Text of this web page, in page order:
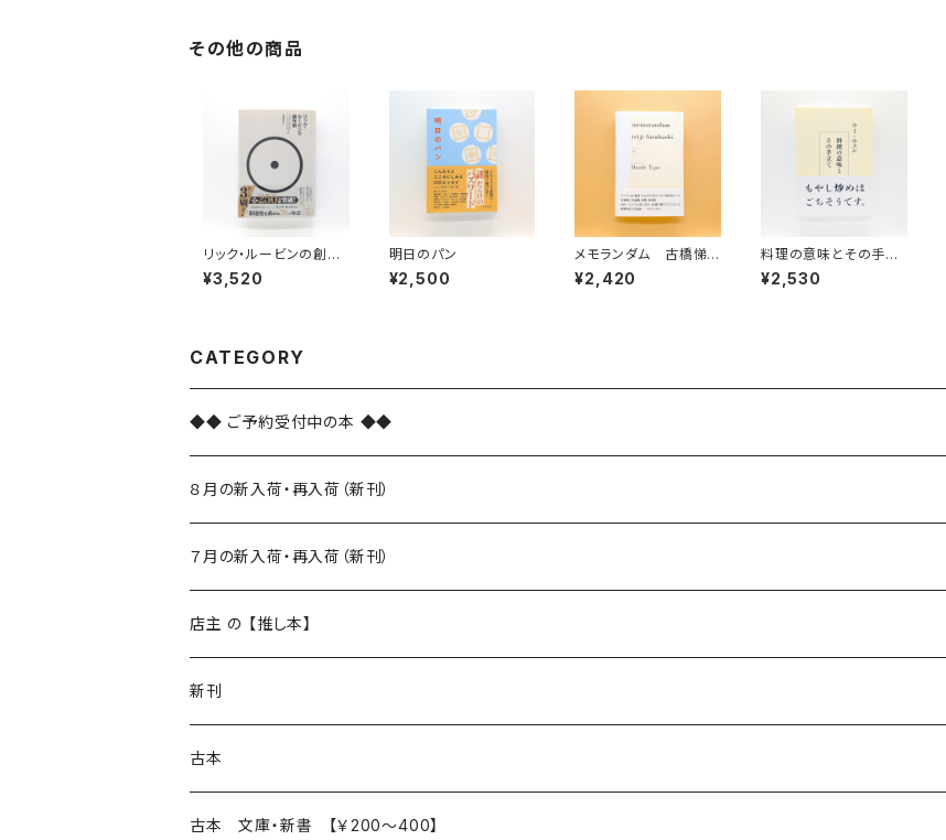
その他の商品
リック・ルービンの創作
術
¥3,520
明日のパン
¥2,500
メモランダム 古橋悌
二
¥2,420
料理の意味とその手立
て
¥2,530
CATEGORY
◆◆ ご予約受付中の本 ◆◆
８月の新入荷・再入荷（新刊）
新入荷
再入荷
７月の新入荷・再入荷（新刊）
新入荷
再入荷
店主 の 【推し本】
新刊
本 の あれこれ
読書のこと
文芸
古本
本 の あれこれ
古本 文庫・新書 【￥200～400】